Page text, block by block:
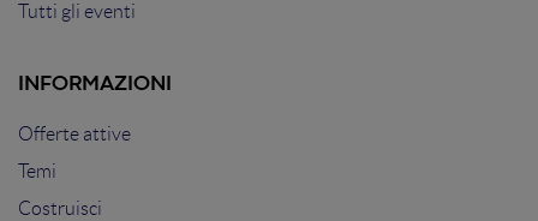
Tutti gli eventi
INFORMAZIONI
Offerte attive
Temi
Costruisci